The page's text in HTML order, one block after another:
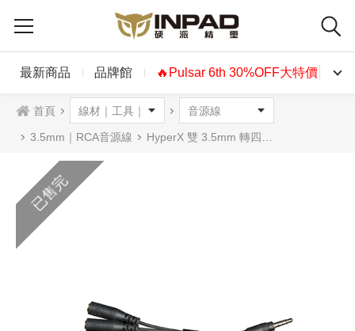
最新商品 品牌館 🔥Pulsar 6th 30%OFF大特價🔥
首頁
3.5mm｜RCA音源線 HyperX 雙 3.5mm 轉四段式接頭 Y 型線
已售完